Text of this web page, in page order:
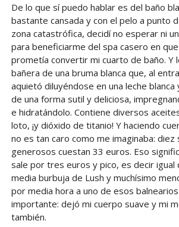
De lo que sí puedo hablar es del baño
bastante cansada y con el pelo a punto
zona catastrófica, decidí no esperar ni
para beneficiarme del spa casero en
prometía convertir mi cuarto de baño. Y
bañera de una bruma blanca que, al
aquietó diluyéndose en una leche blanca
de una forma sutil y deliciosa,
e hidratándolo. Contiene diversos
loto, ¡y dióxido de titanio! Y haciendo
no es tan caro como me imaginaba:
generosos cuestan 33 euros. Eso
sale por tres euros y pico, es decir igual
media burbuja de Lush y muchísimo
por media hora a uno de esos
importante: dejó mi cuerpo suave y mi
también.